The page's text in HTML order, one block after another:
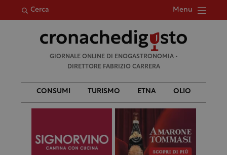
Cerca Menu
per:
GIORNALE ONLINE DI ENOGASTRONOMIA •
DIRETTORE FABRIZIO CARRERA
CONSUMI TURISMO ETNA OLIO